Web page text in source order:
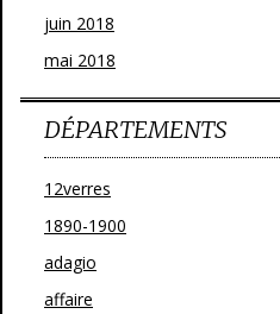
juin 2018
mai 2018
DÉPARTEMENTS
12verres
1890-1900
adagio
affaire